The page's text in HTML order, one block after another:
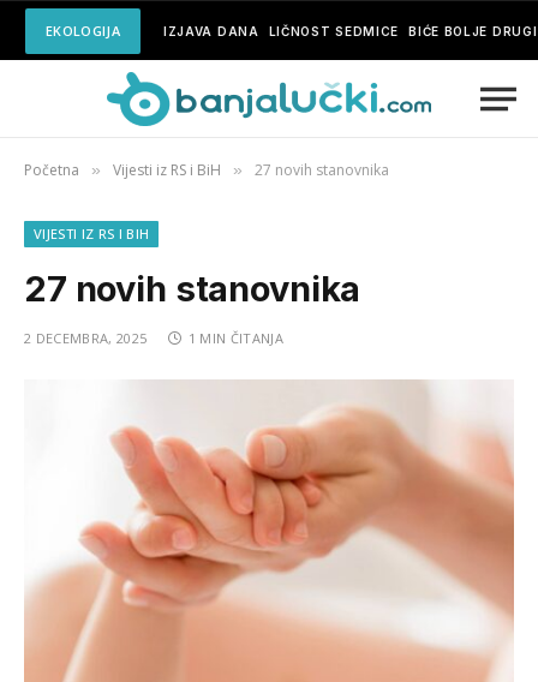
EKOLOGIJA IZJAVA DANA LIČNOST SEDMICE BIĆE BOLJE
Početna » Vijesti iz RS i BiH » 27 novih stanovnika
VIJESTI IZ RS I BIH
27 novih stanovnika
2 DECEMBRA, 2025 1 MIN ČITANJA